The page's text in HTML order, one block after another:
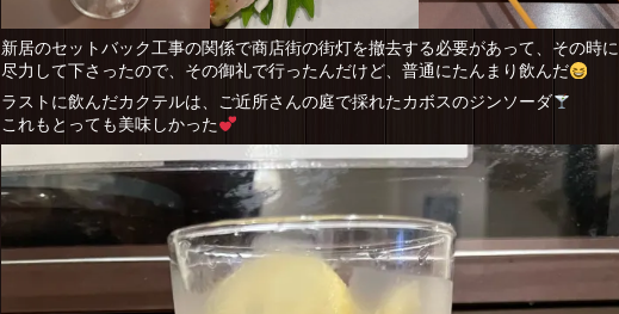
新居のセットバック工事の関係で商店街の街灯を撤去する必要があって、その時に
尽力して下さったので、その御礼で行ったんだけど、普通にたんまり飲んだ
ラストに飲んだカクテルは、ご近所さんの庭で採れたカボスのジンソーダ
これもとっても美味しかった